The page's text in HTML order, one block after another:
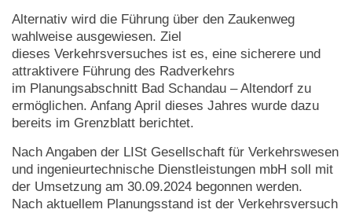
Alternativ wird die Führung über den Zaukenweg
wahlweise ausgewiesen. Ziel
dieses Verkehrsversuches ist es, eine sicherere und
attraktivere Führung des Radverkehrs
im Planungsabschnitt Bad Schandau – Altendorf zu
ermöglichen. Anfang April dieses Jahres wurde dazu
bereits im Grenzblatt berichtet.
Nach Angaben der LISt Gesellschaft für Verkehrswesen
und ingenieurtechnische Dienstleistungen mbH soll mit
der Umsetzung am 30.09.2024 begonnen werden.
Nach aktuellem Planungsstand ist der Verkehrsversuch